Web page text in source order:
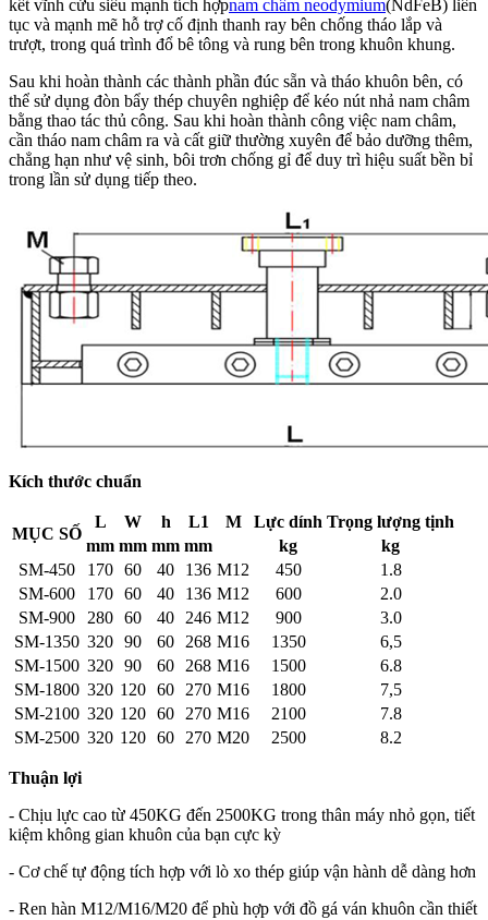
kết vĩnh cửu siêu mạnh tích hợpnam châm neodymium(NdFeB) liên
tục và mạnh mẽ hỗ trợ cố định thanh ray bên chống tháo lắp và
trượt, trong quá trình đổ bê tông và rung bên trong khuôn khung.
Sau khi hoàn thành các thành phần đúc sẵn và tháo khuôn bên, có
thể sử dụng đòn bẩy thép chuyên nghiệp để kéo nút nhả nam châm
bằng thao tác thủ công. Sau khi hoàn thành công việc nam châm,
cần tháo nam châm ra và cất giữ thường xuyên để bảo dưỡng thêm,
chẳng hạn như vệ sinh, bôi trơn chống gỉ để duy trì hiệu suất bền bỉ
trong lần sử dụng tiếp theo.
Kích thước chuẩn
MỤC SỐ
L W h L1 M Lực dính Trọng lượng tịnh
mm mm mm mm kg
kg
SM-450
170 60 40 136 M12 450
1.8
SM-600
170 60 40 136 M12 600
2.0
SM-900
280 60 40 246 M12 900
3.0
SM-1350 320 90 60 268 M16 1350
6,5
SM-1500 320 90 60 268 M16 1500
6.8
SM-1800 320 120 60 270 M16 1800
7,5
SM-2100 320 120 60 270 M16 2100
7.8
SM-2500 320 120 60 270 M20 2500 8.2
Thuận lợi
- Chịu lực cao từ 450KG đến 2500KG trong thân máy nhỏ gọn, tiết
kiệm không gian khuôn của bạn cực kỳ
- Cơ chế tự động tích hợp với lò xo thép giúp vận hành dễ dàng hơn
- Ren hàn M12/M16/M20 để phù hợp với đồ gá ván khuôn cần thiết